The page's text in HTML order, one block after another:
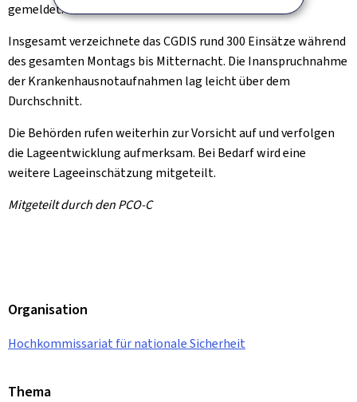
gemeldet.
Insgesamt verzeichnete das CGDIS rund 300 Einsätze während
des gesamten Montags bis Mitternacht. Die Inanspruchnahme
der Krankenhausnotaufnahmen lag leicht über dem
Durchschnitt.
Die Behörden rufen weiterhin zur Vorsicht auf und verfolgen
die Lageentwicklung aufmerksam. Bei Bedarf wird eine
weitere Lageeinschätzung mitgeteilt.
Mitgeteilt durch den PCO-C
Organisation
Hochkommissariat für nationale Sicherheit
Thema